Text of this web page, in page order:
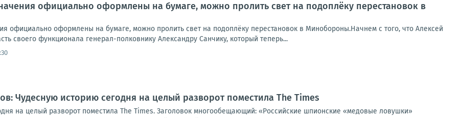
официально оформлены на бумаге, можно пролить свет на подоплёку перестановок в
официально оформлены на бумаге, можно пролить свет на подоплёку перестановок в Минобороны.Начнем с того, что Алексей
своего функционала генерал-полковнику Александру Санчику, который теперь...
Чудесную историю сегодня на целый разворот поместила The Times
на целый разворот поместила The Times. Заголовок многообещающий: «Российские шпионские «медовые ловушки»